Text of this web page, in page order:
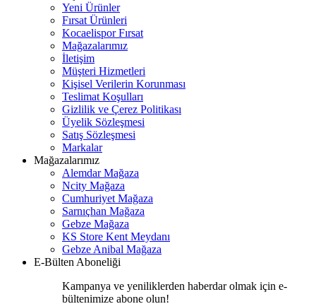
Yeni Ürünler
Fırsat Ürünleri
Kocaelispor Fırsat
Mağazalarımız
İletişim
Müşteri Hizmetleri
Kişisel Verilerin Korunması
Teslimat Koşulları
Gizlilik ve Çerez Politikası
Üyelik Sözleşmesi
Satış Sözleşmesi
Markalar
Mağazalarımız
Alemdar Mağaza
Ncity Mağaza
Cumhuriyet Mağaza
Sarnıçhan Mağaza
Gebze Mağaza
KS Store Kent Meydanı
Gebze Anibal Mağaza
E-Bülten Aboneliği
Kampanya ve yeniliklerden haberdar olmak için e-
bültenimize abone olun!